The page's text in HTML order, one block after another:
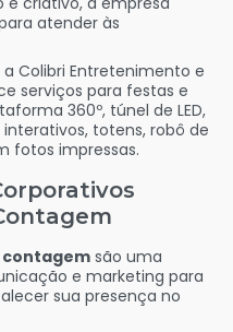
atender às
Colibri Entretenimento e
serviços para festas e
360º, túnel de LED,
totens, robô de
fotos impressas.
são uma
e marketing para
sua presença no